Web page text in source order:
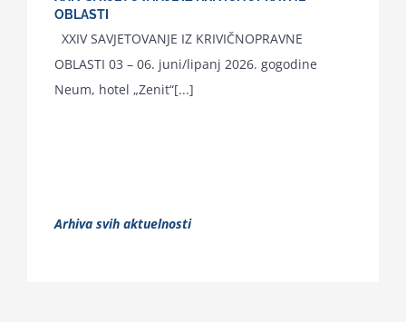
OBLASTI
XXIV SAVJETOVANJE IZ KRIVIČNOPRAVNE
OBLASTI 03 – 06. juni/lipanj 2026. gogodine
Neum, hotel „Zenit“[...]
Arhiva svih aktuelnosti